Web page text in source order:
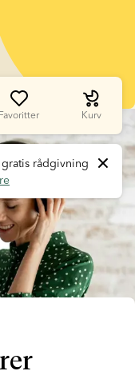
Favoritter Kurv
rådgivning